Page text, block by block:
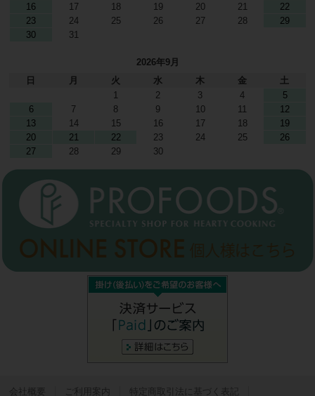
16
17 18 19 20 21
22
23
24 25 26 27 28
29
30
31
2026年9月
日
月 火 水 木 金
土
1
2 3 4
5
6
7 8 9 10 11
12
13
14 15 16 17 18
19
20
21 22 23 24 25
26
27
28 29 30
会社概要 ご利用案内 特定商取引法に基づく表記